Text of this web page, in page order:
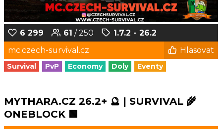
6 299 61 / 250
1.7.2 - 26.2
mc.czech-survival.cz
Hlasovat
Survival PvP Economy Doly Eventy
MYTHARA.CZ 26.2+ 🔮 | SURVIVAL 🌾
ONEBLOCK 🟩